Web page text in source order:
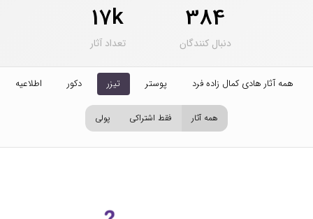
384
دنبال کنندگان
17k
تعداد آثار
همه آثار هادی کمال زاده فرد پوستر تیزر دکور اطلاعیه
همه آثار فقط اشتراکی پولی